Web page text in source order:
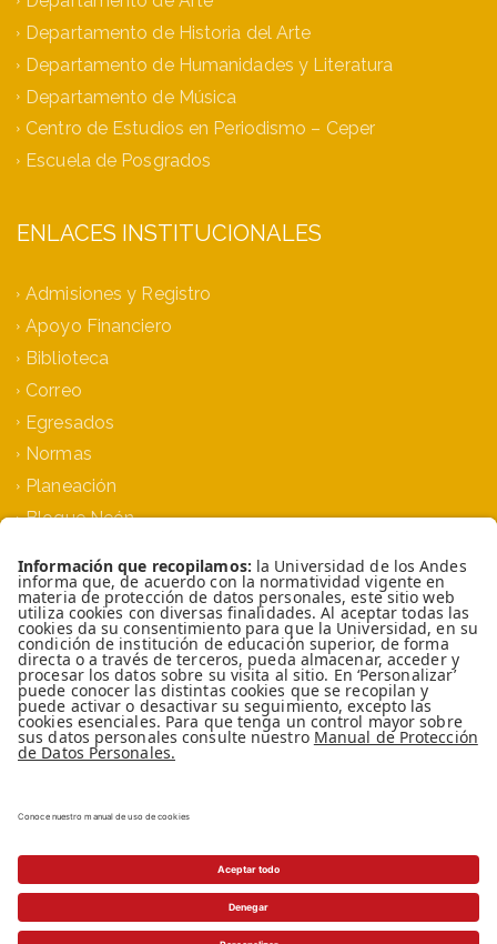
Departamento de Historia del Arte
Departamento de Humanidades y Literatura
Departamento de Música
Centro de Estudios en Periodismo – Ceper
Escuela de Posgrados
ENLACES INSTITUCIONALES
Admisiones y Registro
Apoyo Financiero
Biblioteca
Correo
Egresados
Normas
Planeación
Bloque Neón
TOP
Universidad de los Andes | Vigilada MinEducación
Reconocimiento como Universidad: Decreto
febrero de 1949 MinJusticia.